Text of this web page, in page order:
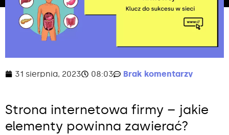
31 sierpnia, 2023 08:03 Brak komentarzy
Strona internetowa firmy – jakie
elementy powinna zawierać?